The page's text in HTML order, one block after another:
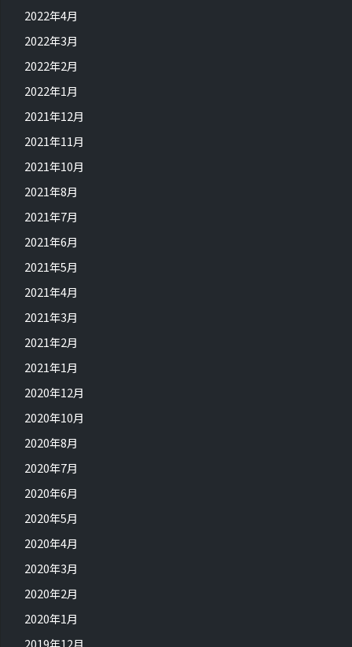
2022年4月
2022年3月
2022年2月
2022年1月
2021年12月
2021年11月
2021年10月
2021年8月
2021年7月
2021年6月
2021年5月
2021年4月
2021年3月
2021年2月
2021年1月
2020年12月
2020年10月
2020年8月
2020年7月
2020年6月
2020年5月
2020年4月
2020年3月
2020年2月
2020年1月
2019年12月